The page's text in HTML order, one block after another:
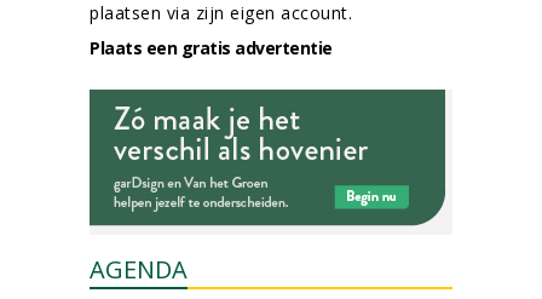
plaatsen via zijn eigen account.
Plaats een gratis advertentie
AGENDA